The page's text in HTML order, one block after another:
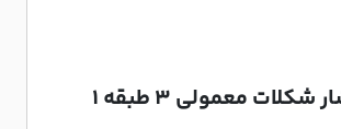
دستگاه آبشار شکلات معمولی 3 طبقه 1